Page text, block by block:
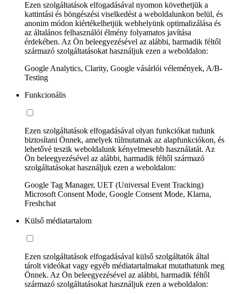
Ezen szolgáltatások elfogadásával nyomon követhetjük a
kattintási és böngészési viselkedést a weboldalunkon belül, és
anonim módon kiértékelhetjük webhelyünk optimalizálása és
az általános felhasználói élmény folyamatos javítása
érdekében. Az Ön beleegyezésével az alábbi, harmadik féltől
származó szolgáltatásokat használjuk ezen a weboldalon:
Google Analytics, Clarity, Google vásárlói vélemények, A/B-
Testing
Funkcionális
Ezen szolgáltatások elfogadásával olyan funkciókat tudunk
biztosítani Önnek, amelyek túlmutatnak az alapfunkciókon, és
lehetővé teszik weboldalunk kényelmesebb használatát. Az
Ön beleegyezésével az alábbi, harmadik féltől származó
szolgáltatásokat használjuk ezen a weboldalon:
Google Tag Manager, UET (Universal Event Tracking)
Microsoft Consent Mode, Google Consent Mode, Klarna,
Freshchat
Külső médiatartalom
Ezen szolgáltatások elfogadásával külső szolgáltatók által
tárolt videókat vagy egyéb médiatartalmakat mutathatunk meg
Önnek. Az Ön beleegyezésével az alábbi, harmadik féltől
származó szolgáltatásokat használjuk ezen a weboldalon: